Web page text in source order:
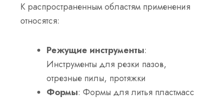
К распространенным областям применения
относятся:
Режущие инструменты:
Инструменты для резки пазов,
отрезные пилы, протяжки
Формы: Формы для литья пластмасс